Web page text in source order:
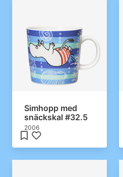
Simhopp med
snäckskal #32.5
2006